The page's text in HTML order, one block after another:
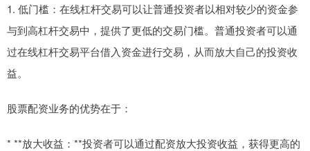
1. 低门槛：在线杠杆交易可以让普通投资者以相对较少的资金参
与到高杠杆交易中，提供了更低的交易门槛。普通投资者可以通
过在线杠杆交易平台借入资金进行交易，从而放大自己的投资收
益。
股票配资业务的优势在于：
* **放大收益：**投资者可以通过配资放大投资收益，获得更高的